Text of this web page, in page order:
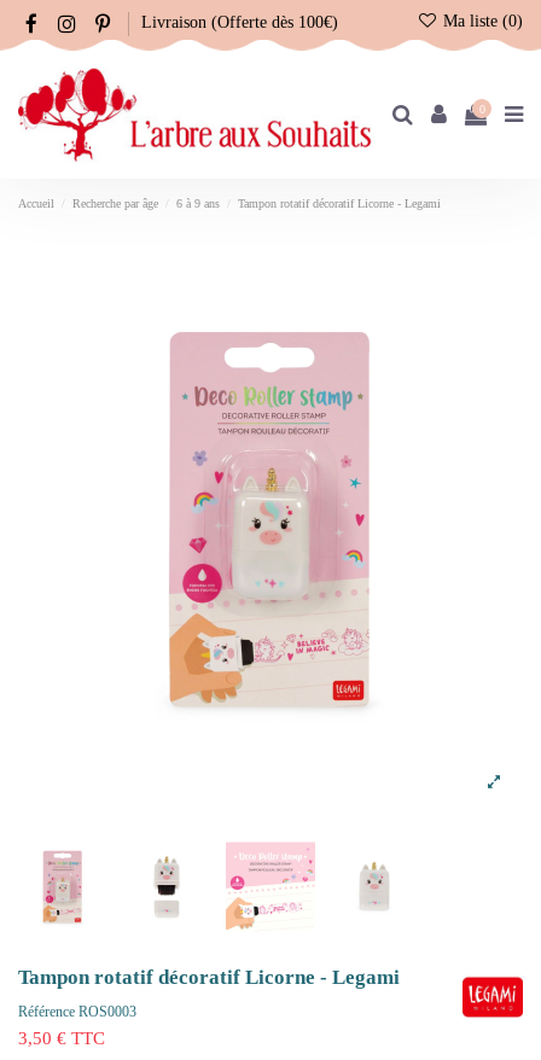
Livraison (Offerte dès 100€) Ma liste (0)
0
Accueil Recherche par âge 6 à 9 ans Tampon rotatif décoratif Licorne - Legami
Tampon rotatif décoratif Licorne - Legami
Référence ROS0003
3,50 € TTC